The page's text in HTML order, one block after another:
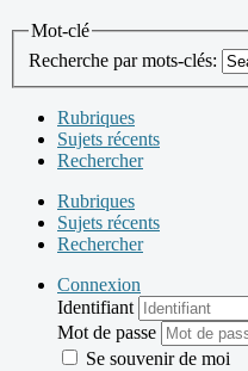
Mot-clé
Recherche par mots-clés:
Rubriques
Sujets récents
Rechercher
Rubriques
Sujets récents
Rechercher
Connexion
Identifiant
Mot de passe
Se souvenir de moi